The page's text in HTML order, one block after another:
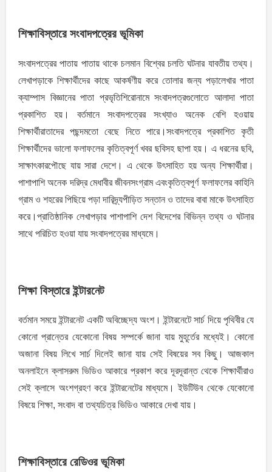
শিক্ষাবিস্তারে সংবাদপত্রের ভূমিকা
সংবাদপত্রের পাতায় পাতায় থাকে চলমান বিশ্বের চলতি ঘটনার যাবতীয় তথ্য।
লেখাপড়াকে শিক্ষার্থীদের কাছে আকর্ষণীয় করে তােলার জন্য পড়ালেখার পাতা
ক্যাম্পাস বিজ্ঞানের পাতা প্রভৃতিশিরােনামে সংবাদপত্রগুলােতে আলাদা পাতা
প্রকাশিত হয়। বর্তমানে সংবাদপত্রের সংখ্যাও অনেক বেশি হওয়ায়
শিক্ষার্থীরাতাদের পছন্দমতাে বেছে নিতে পারে।সংবাদপত্রে প্রকাশিত কৃতী
শিক্ষার্থীদের ভালাে ফলাফলের কৃতিত্বপূর্ণ খবর ছবিসহ ছাপা হয়। এ ধরনের ছবি,
সাক্ষাৎকারপৌছে যায় সারা দেশে। এ থেকে উৎসাহিত হয় অন্য শিক্ষার্থীরা।
পাশাপাশি অনেক দরিদ্র মেধাবীর জীবনসংগ্রাম এবংকৃতিত্বপূর্ণ ফলাফলের কাহিনি
গ্রাম ও শহরের পিছিয়ে পড়া দারিদ্র্যপীড়িত সন্তান ও তাদের বাবা মাকে উৎসাহিত
করে।প্রাতিষ্ঠানিক লেখাপড়ার পাশাপাশি দেশ বিদেশের বিভিন্ন তথ্য ও ঘটনার
সাথে পরিচিত হওয়া যায় সংবাদপত্রের মাধ্যমে।
শিক্ষা বিস্তারে ইন্টারনেট
বর্তমান সময়ে ইন্টারনেট একটি অবিচ্ছেদ্য অংশ। ইন্টারনেটে সার্চ দিয়ে পৃথিবীর যে
কোনো প্রান্তের যেকোনো বিষয় সম্পর্কে জানা যায় মুহূর্তের মধ্যেই। কোনো
অজানা বিষয় লিখে সার্চ দিলেই জানা যায় সেই বিষয়ের সব কিছু। আজকাল
অনলাইনে ক্লাসরুম ভিডিও আকারে প্রকাশ করে দূরদূরান্ত থেকে শিক্ষার্থীরাও
সেই ক্লাসে অংশগ্রহণ করে ইন্টারনেটের মাধ্যমে। ইউটিউব থেকে যেকোনো
বিষয়ে শিক্ষা, সংবাদ বা তথ্যচিত্র ভিডিও আকারে দেখা যায়।
শিক্ষাবিস্তারে রেডিওর ভূমিকা